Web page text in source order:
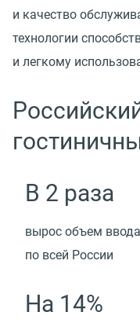
и качество
технологии
и легкому
В 2 раза
вырос объем
по всей России
На 14%